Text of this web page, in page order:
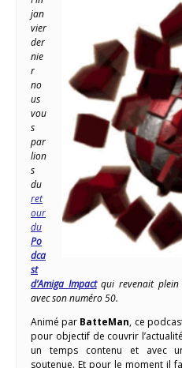
jan
vier
der
nie
r
no
us
vou
s
par
lion
s
du
ret
our
du
Po
dca
st
d’Amiga Impactqui revenait plein
avec son numéro 50.
Animé par BatteMan, ce
pour objectif de couvrir
un temps contenu et avec
soutenue. Et pour le moment il